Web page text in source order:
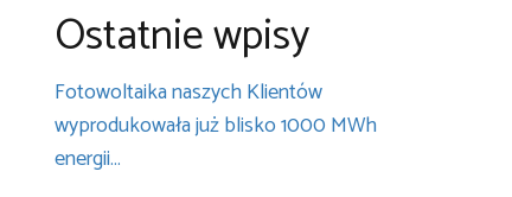
Ostatnie wpisy
Fotowoltaika naszych Klientów
wyprodukowała już blisko 1000 MWh
energii…